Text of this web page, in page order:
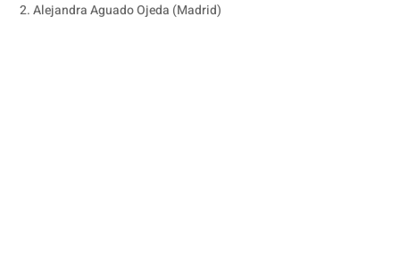
2. Alejandra Aguado Ojeda (Madrid)